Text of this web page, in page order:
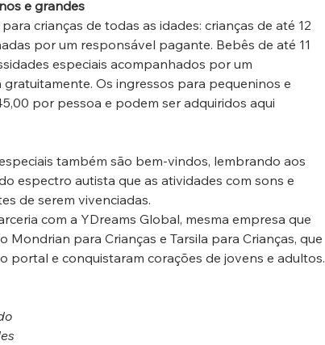
e grandes
crianças de todas as idades: crianças de até 12
por um responsável pagante. Bebês de até 11
especiais acompanhados por um
Os ingressos para pequeninos e
por pessoa e podem ser adquiridos aqui
também são bem-vindos, lembrando aos
espectro autista que as atividades com sons e
de serem vivenciadas.
com a YDreams Global, mesma empresa que
Mondrian para Crianças e Tarsila para Crianças, que
portal e conquistaram corações de jovens e adultos.